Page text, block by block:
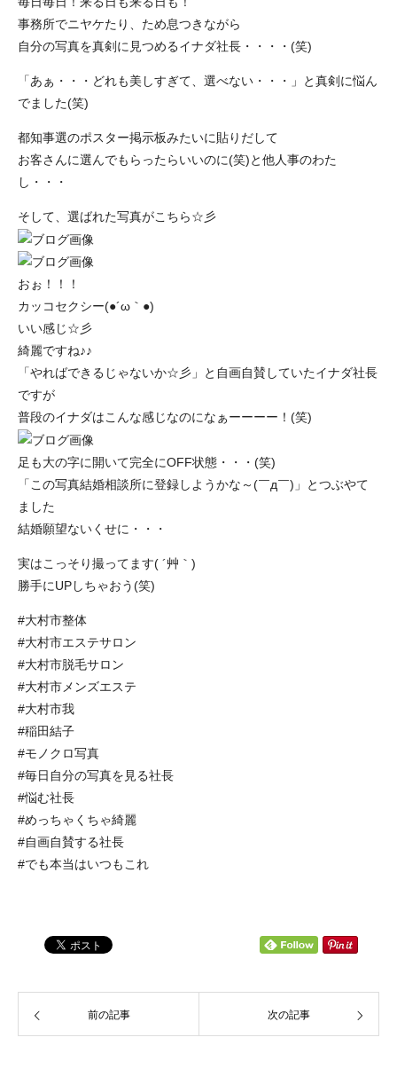
事務所でニヤケたり、ため息つきながら
自分の写真を真剣に見つめるイナダ社長・・・・(笑)
「あぁ・・・どれも美しすぎて、選べない・・・」と真剣に悩ん
でました(笑)
都知事選のポスター掲示板みたいに貼りだして
お客さんに選んでもらったらいいのに(笑)と他人事のわた
し・・・
そして、選ばれた写真がこちら☆彡
おぉ！！！
カッコセクシー(●´ω｀●)
いい感じ☆彡
綺麗ですね♪♪
「やればできるじゃないか☆彡」と自画自賛していたイナダ社長
ですが
普段のイナダはこんな感じなのになぁーーーー！(笑)
足も大の字に開いて完全にOFF状態・・・(笑)
「この写真結婚相談所に登録しようかな～(￣д￣)」とつぶやて
ました
結婚願望ないくせに・・・
実はこっそり撮ってます( ´艸｀)
勝手にUPしちゃおう(笑)
#大村市整体
#大村市エステサロン
#大村市脱毛サロン
#大村市メンズエステ
#大村市我
#稲田結子
#モノクロ写真
#毎日自分の写真を見る社長
#悩む社長
#めっちゃくちゃ綺麗
#自画自賛する社長
#でも本当はいつもこれ
前の記事 次の記事